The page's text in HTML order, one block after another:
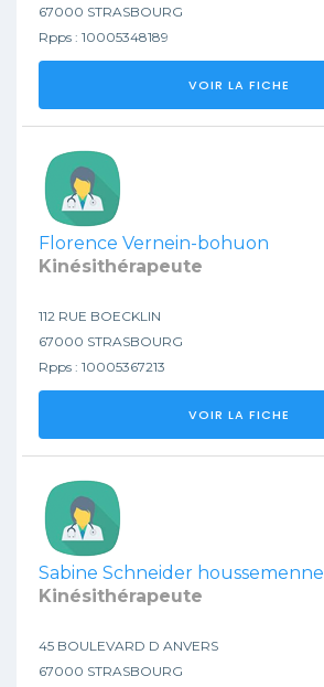
67000 STRASBOURG
Rpps : 10005348189
VOIR LA FICHE
Florence Vernein-bohuon
Kinésithérapeute
112 RUE BOECKLIN
67000 STRASBOURG
Rpps : 10005367213
VOIR LA FICHE
Sabine Schneider houssemenne
Kinésithérapeute
45 BOULEVARD D ANVERS
67000 STRASBOURG